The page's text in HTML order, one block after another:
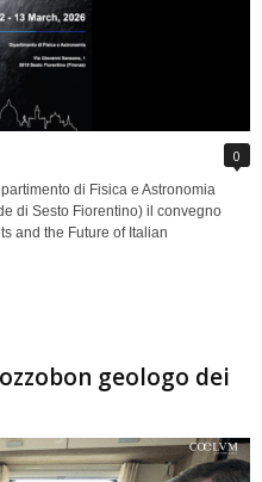
0
di Fisica e Astronomia
di Sesto Fiorentino) il convegno
and the Future of Italian
geologo dei